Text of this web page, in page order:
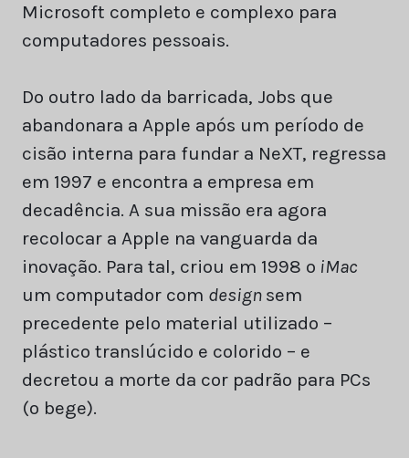
Microsoft completo e complexo para
computadores pessoais.
Do outro lado da barricada, Jobs que
abandonara a Apple após um período de
cisão interna para fundar a NeXT, regressa
em 1997 e encontra a empresa em
decadência. A sua missão era agora
recolocar a Apple na vanguarda da
inovação. Para tal, criou em 1998 o iMac
um computador com design sem
precedente pelo material utilizado –
plástico translúcido e colorido – e
decretou a morte da cor padrão para PCs
(o bege).